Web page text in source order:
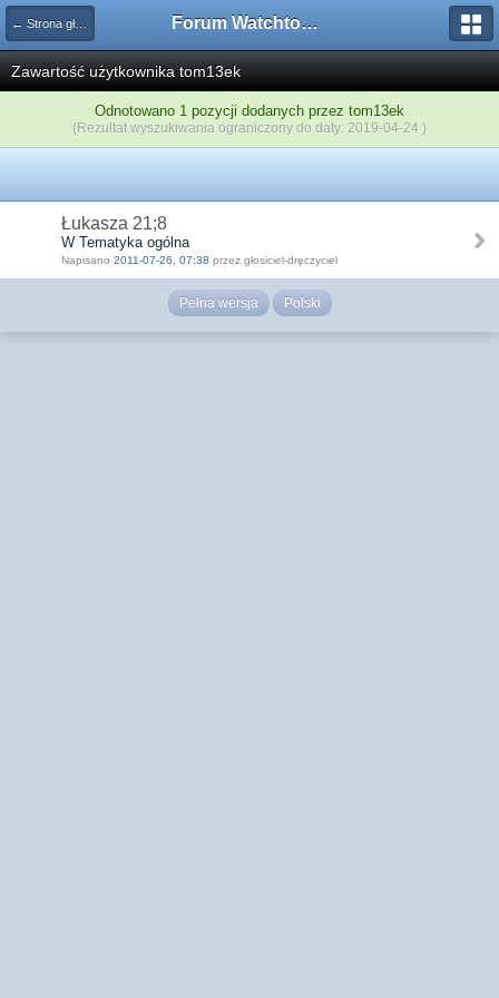
← Strona główna Forum Watchtower
Zawartość użytkownika tom13ek
Odnotowano 1 pozycji dodanych przez tom13ek
(Rezultat wyszukiwania ograniczony do daty: 2019-04-24 )
Łukasza 21;8
W Tematyka ogólna
Napisano 2011-07-26, 07:38 przez głosiciel-dręczyciel
Pełna wersja Polski